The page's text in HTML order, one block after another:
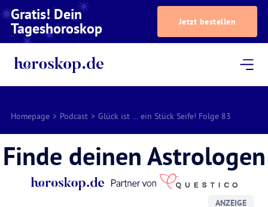
Gratis! Dein
Tageshoroskop Jetzt bestellen
Homepage > Podcast > Glück ist … ein Stück Seife! Folge 83
Finde deinen Astrologen
ANZEIGE